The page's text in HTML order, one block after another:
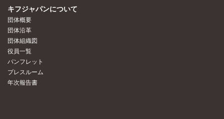
キフジャパンについて
団体概要
団体沿革
団体組織図
役員一覧
パンフレット
プレスルーム
年次報告書